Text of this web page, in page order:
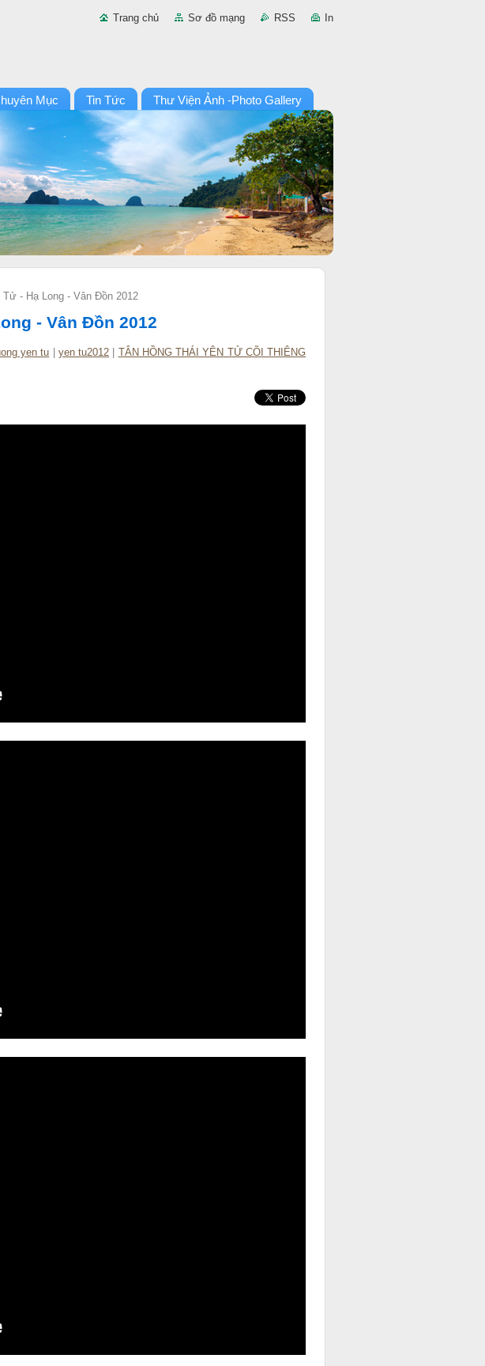
Trang chủ Sơ đồ mạng RSS In
Mục Tin Tức Thư Viện Ảnh -Photo Gallery
- Hạ Long - Vân Đồn 2012
- Vân Đồn 2012
yen tu yen tu2012
TÂN HỒNG THÁI YÊN TỬ CÕI THIÊNG